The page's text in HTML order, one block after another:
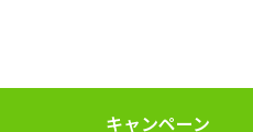
キャンペーン